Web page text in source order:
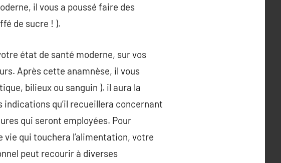
il vous a poussé faire des
de sucre ! ).
état de santé moderne, sur vos
Après cette anamnèse, il vous
bilieux ou sanguin ). il aura la
qu’il recueillera concernant
qui seront employées. Pour
vie qui touchera l’alimentation, votre
peut recourir à diverses